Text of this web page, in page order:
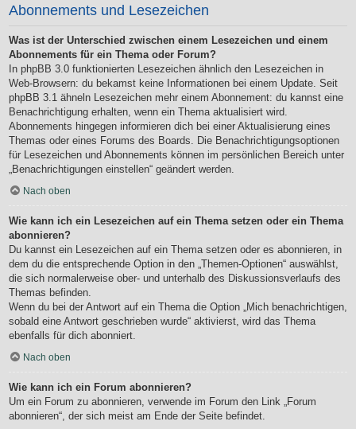
Abonnements und Lesezeichen
Was ist der Unterschied zwischen einem Lesezeichen und einem
Abonnements für ein Thema oder Forum?
In phpBB 3.0 funktionierten Lesezeichen ähnlich den Lesezeichen in
Web-Browsern: du bekamst keine Informationen bei einem Update. Seit
phpBB 3.1 ähneln Lesezeichen mehr einem Abonnement: du kannst eine
Benachrichtigung erhalten, wenn ein Thema aktualisiert wird.
Abonnements hingegen informieren dich bei einer Aktualisierung eines
Themas oder eines Forums des Boards. Die Benachrichtigungsoptionen
für Lesezeichen und Abonnements können im persönlichen Bereich unter
„Benachrichtigungen einstellen“ geändert werden.
Nach oben
Wie kann ich ein Lesezeichen auf ein Thema setzen oder ein Thema
abonnieren?
Du kannst ein Lesezeichen auf ein Thema setzen oder es abonnieren, in
dem du die entsprechende Option in den „Themen-Optionen“ auswählst,
die sich normalerweise ober- und unterhalb des Diskussionsverlaufs des
Themas befinden.
Wenn du bei der Antwort auf ein Thema die Option „Mich benachrichtigen,
sobald eine Antwort geschrieben wurde“ aktivierst, wird das Thema
ebenfalls für dich abonniert.
Nach oben
Wie kann ich ein Forum abonnieren?
Um ein Forum zu abonnieren, verwende im Forum den Link „Forum
abonnieren“, der sich meist am Ende der Seite befindet.